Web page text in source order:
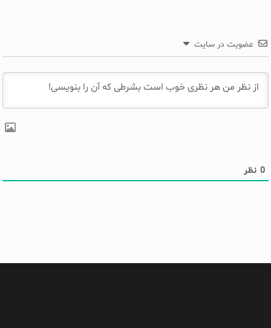
عضویت در سایت
0 نظر